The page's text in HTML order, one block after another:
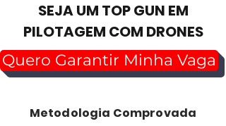
SEJA UM TOP GUN EM
PILOTAGEM COM DRONES
Quero Garantir Minha Vaga
Metodologia Comprovada